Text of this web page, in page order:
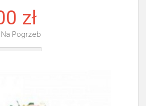
zł
Pogrzeb